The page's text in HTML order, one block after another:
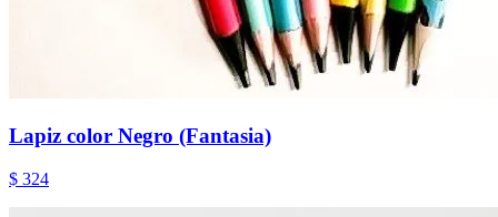
Lapiz color Negro (Fantasia)
$ 324